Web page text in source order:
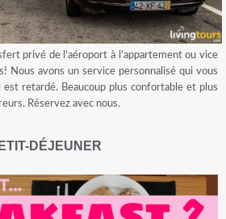
privé de l’aéroport à l’appartement ou vice
Nous avons un service personnalisé qui vous
retardé. Beaucoup plus confortable et plus
Réservez avec nous.
DÉJEUNER